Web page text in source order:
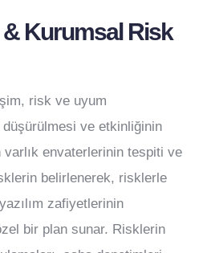
& Kurumsal Risk
risk ve uyum
ve etkinliğinin
envaterlerinin tespiti ve
belirlenerek, risklerle
zafiyetlerinin
bir plan sunar. Risklerin